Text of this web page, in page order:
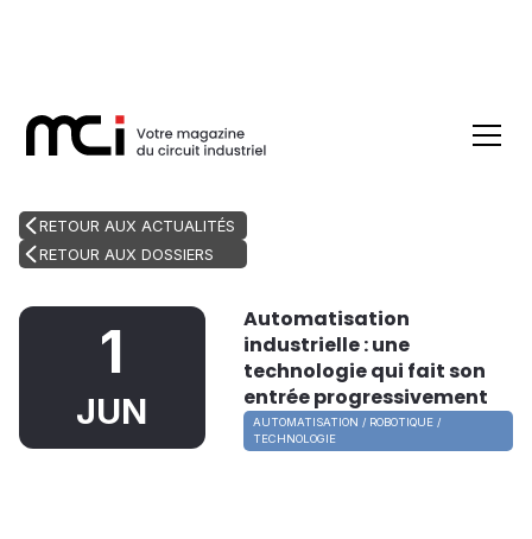
RETOUR AUX ACTUALITÉS
RETOUR AUX DOSSIERS
1
JUN
Automatisation
industrielle : une
technologie qui fait son
entrée progressivement
AUTOMATISATION / ROBOTIQUE /
TECHNOLOGIE